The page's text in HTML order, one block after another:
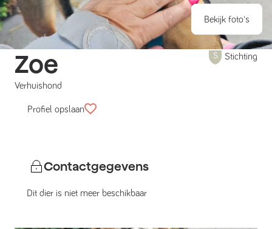
Bekijk foto's
Zoe
Verhuishond
Stichting
Profiel opslaan
Contactgegevens
Dit dier is niet meer beschikbaar